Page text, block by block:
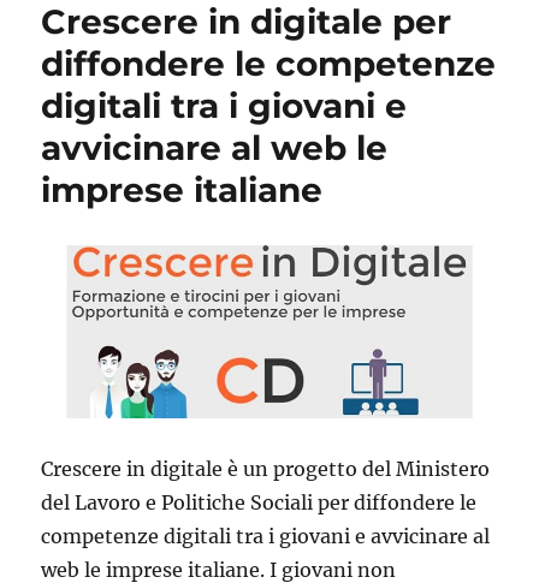
Crescere in digitale per
diffondere le competenze
digitali tra i giovani e
avvicinare al web le
imprese italiane
Crescere in digitale è un progetto del Ministero
del Lavoro e Politiche Sociali per diffondere le
competenze digitali tra i giovani e avvicinare al
web le imprese italiane. I giovani non